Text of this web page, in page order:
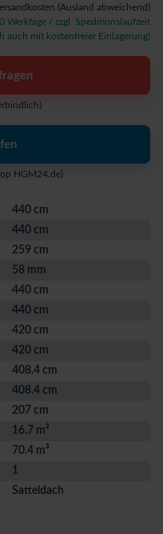
(Ausland abweichend)
Werktage / zzgl. Speditionslaufzeit
auch mit kostenfreier Einlagerung)
HGM24.de)
440 cm
440 cm
259 cm
58 mm
440 cm
440 cm
420 cm
420 cm
408.4 cm
408.4 cm
207 cm
16.7 m²
70.4 m³
1
Satteldach